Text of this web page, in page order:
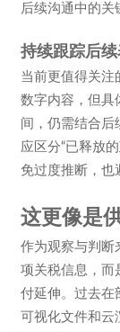
后续沟通中的关
持续跟踪后
当前更值得关注
数字内容，但具
间，仍需结合后
应区分“已释放
免过度推断，也
这更像是
作为观察与判断
项关税信息，而
付延伸。过去在
可视化文件和云